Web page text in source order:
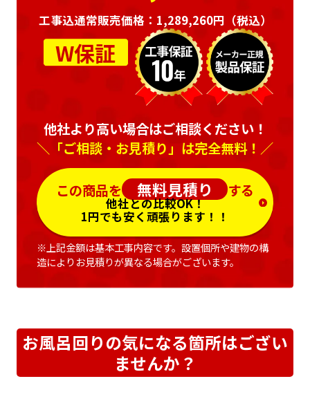
W保証
工事込通常販売価格：1,289,260円 （税込）
他社より高い場合はご相談ください！
＼「ご相談・お見積り」は完全無料！／
この商品を 無料見積り する
他社との比較OK！
1円でも安く頑張ります！！
※上記金額は基本工事内容です。設置個所や建物の構
造によりお見積りが異なる場合がございます。
お風呂回りの気になる箇所はござい
ませんか？